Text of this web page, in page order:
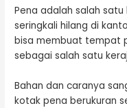
Pena adalah salah
seringkali hilang di
bisa membuat tempat
sebagai salah satu
Bahan dan caranya
kotak pena berukuran